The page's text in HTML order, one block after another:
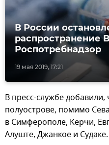
19 мая 2019, 17:21
В России
распространение
Роспотребнадзор
В пресс-службе
полуострове, помимо
в Симферополе, Керчи,
Алуште, Джанкое и Судаке.